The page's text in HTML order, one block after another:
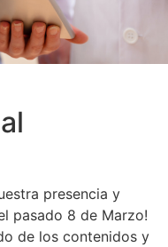
presencia y
pasado 8 de Marzo!
de los contenidos y